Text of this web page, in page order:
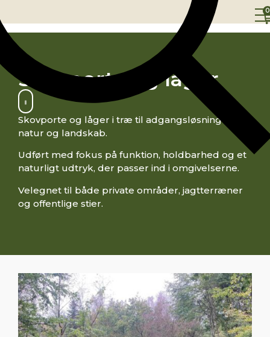
0
Skovporte og låger
Skovporte og låger i træ til adgangsløsninger i
natur og landskab.
Udført med fokus på funktion, holdbarhed og et
naturligt udtryk, der passer ind i omgivelserne.
Velegnet til både private områder, jagtterræner
og offentlige stier.